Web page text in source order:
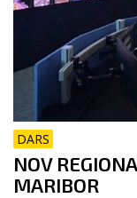
DARS
NOV
MARIBOR